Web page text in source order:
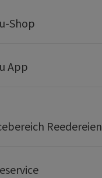
Shop
App
Reedereien